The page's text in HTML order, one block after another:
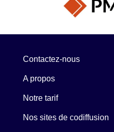
Contactez-nous
A propos
Notre tarif
Nos sites de codiffusion